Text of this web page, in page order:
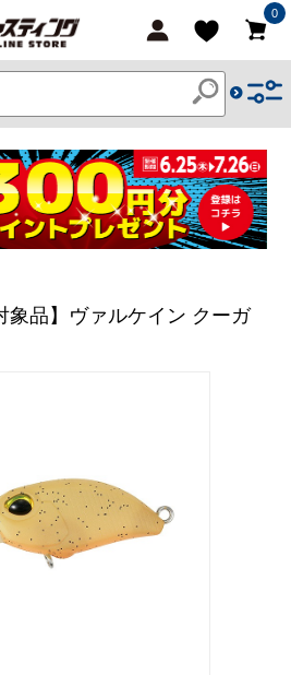
0
象品】ヴァルケイン クーガ